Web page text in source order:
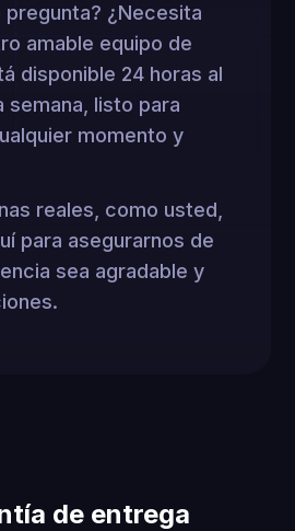
pregunta? ¿Necesita
amable equipo de
disponible 24 horas al
semana, listo para
momento y
reales, como usted,
para asegurarnos de
sea agradable y
de entrega